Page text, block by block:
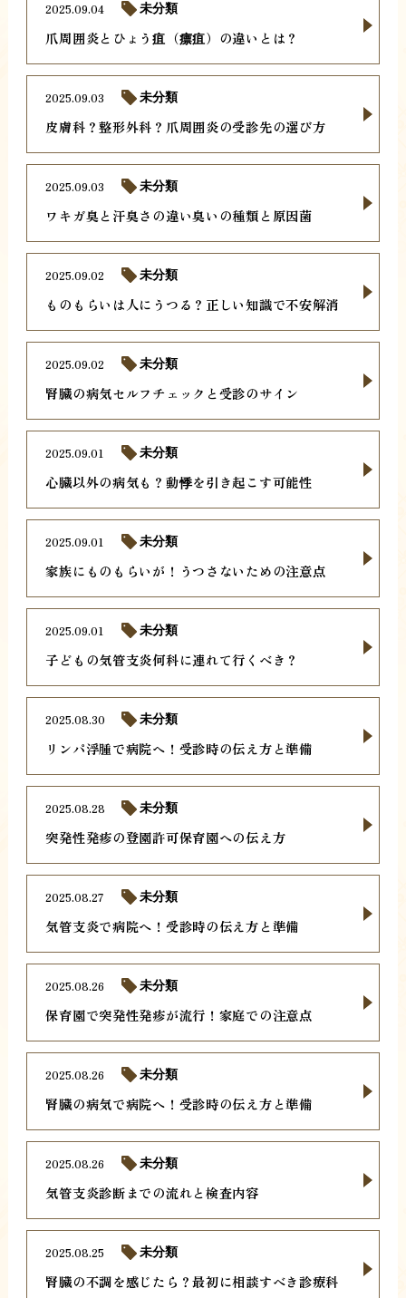
爪周囲炎とひょう疽（瘭疽）の違いとは？
2025.09.04 未分類
皮膚科？整形外科？爪周囲炎の受診先の選び方
2025.09.03 未分類
ワキガ臭と汗臭さの違い臭いの種類と原因菌
2025.09.03 未分類
ものもらいは人にうつる？正しい知識で不安解消
2025.09.02 未分類
腎臓の病気セルフチェックと受診のサイン
2025.09.02 未分類
心臓以外の病気も？動悸を引き起こす可能性
2025.09.01 未分類
家族にものもらいが！うつさないための注意点
2025.09.01 未分類
子どもの気管支炎何科に連れて行くべき？
2025.09.01 未分類
リンパ浮腫で病院へ！受診時の伝え方と準備
2025.08.30 未分類
突発性発疹の登園許可保育園への伝え方
2025.08.28 未分類
気管支炎で病院へ！受診時の伝え方と準備
2025.08.27 未分類
保育園で突発性発疹が流行！家庭での注意点
2025.08.26 未分類
腎臓の病気で病院へ！受診時の伝え方と準備
2025.08.26 未分類
気管支炎診断までの流れと検査内容
2025.08.26 未分類
腎臓の不調を感じたら？最初に相談すべき診療科
2025.08.25 未分類